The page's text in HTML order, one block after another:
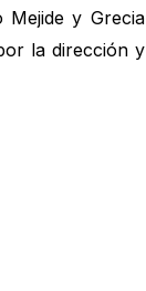
y Grecia
la dirección y